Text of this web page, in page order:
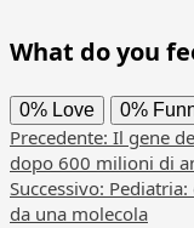
What do you
0% Love 0%
articolo
Precedente: Il gene
dopo 600 milioni di
Successivo:
da una molecola